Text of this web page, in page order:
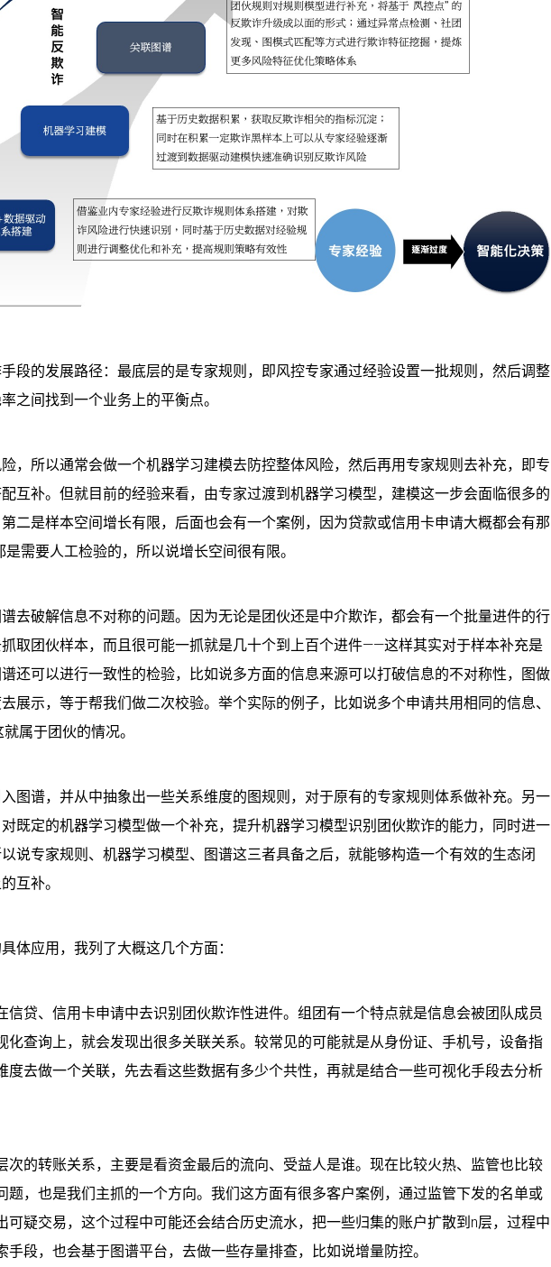
段的发展路径：最底层的是专家规则，即风控专家通过经验设置一批规则，然后调整
之间找到一个业务上的平衡点。
，所以通常会做一个机器学习建模去防控整体风险，然后再用专家规则去补充，即专
互补。但就目前的经验来看，由专家过渡到机器学习模型，建模这一步会面临很多的
二是样本空间增长有限，后面也会有一个案例，因为贷款或信用卡申请大概都会有那
需要人工检验的，所以说增长空间很有限。
去破解信息不对称的问题。因为无论是团伙还是中介欺诈，都会有一个批量进件的行
取团伙样本，而且很可能一抓就是几十个到上百个进件——这样其实对于样本补充是
还可以进行一致性的检验，比如说多方面的信息来源可以打破信息的不对称性，图做
展示，等于帮我们做二次校验。举个实际的例子，比如说多个申请共用相同的信息、
属于团伙的情况。
图谱，并从中抽象出一些关系维度的图规则，对于原有的专家规则体系做补充。另一
既定的机器学习模型做一个补充，提升机器学习模型识别团伙欺诈的能力，同时进一
说专家规则、机器学习模型、图谱这三者具备之后，就能够构造一个有效的生态闭
互补。
体应用，我列了大概这几个方面：
信贷、信用卡申请中去识别团伙欺诈性进件。组团有一个特点就是信息会被团队成员
化查询上，就会发现出很多关联关系。较常见的可能就是从身份证、手机号，设备指
度去做一个关联，先去看这些数据有多少个共性，再就是结合一些可视化手段去分析
次的转账关系，主要是看资金最后的流向、受益人是谁。现在比较火热、监管也比较
题，也是我们主抓的一个方向。我们这方面有很多客户案例，通过监管下发的名单或
可疑交易，这个过程中可能还会结合历史流水，把一些归集的账户扩散到n层，过程中
手段，也会基于图谱平台，去做一些存量排查，比如说增量防控。